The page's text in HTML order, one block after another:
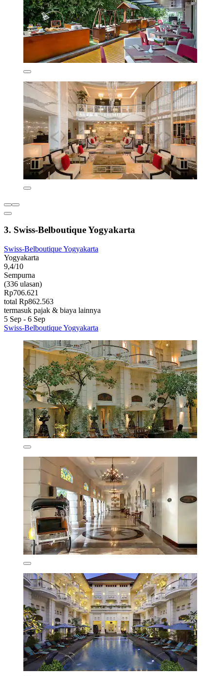
3. Swiss-Belboutique Yogyakarta
Swiss-Belboutique Yogyakarta
Yogyakarta
9,4/10
Sempurna
(336 ulasan)
Rp706.621
total Rp862.563
termasuk pajak & biaya lainnya
5 Sep - 6 Sep
Swiss-Belboutique Yogyakarta